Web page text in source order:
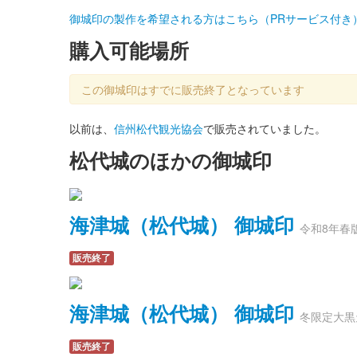
御城印の製作を希望される方はこちら（PRサービス付き）
購入可能場所
この御城印はすでに販売終了となっています
以前は、 信州松代観光協会で販売されていました。
松代城のほかの御城印
海津城（松代城） 御城印 令和8年春
販売終了
海津城（松代城） 御城印 冬限定大
販売終了